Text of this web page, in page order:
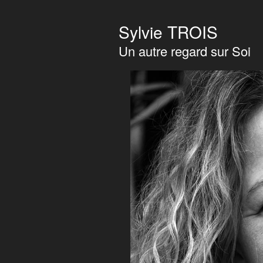
Sylvie TROIS
Un autre regard sur Soi